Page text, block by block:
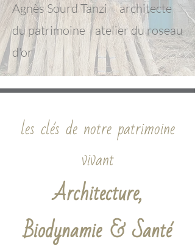
Agnès Sourd Tanzi architecte
du patrimoine atelier du roseau
d'or
les clés de notre patrimoine
vivant
Architecture,
Biodynamie & Santé